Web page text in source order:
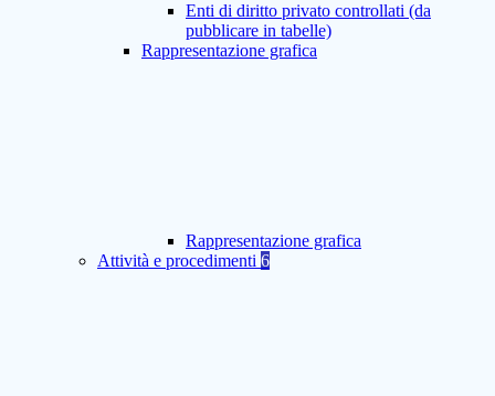
Enti di diritto privato controllati (da
pubblicare in tabelle)
Rappresentazione grafica
Rappresentazione grafica
Attività e procedimenti 6